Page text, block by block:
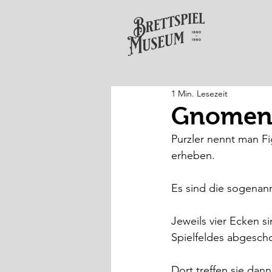
1 Min. Lesezeit
Purzler nennt man
erheben.
Es sind die
Jeweils vier Ecken
Spielfeldes